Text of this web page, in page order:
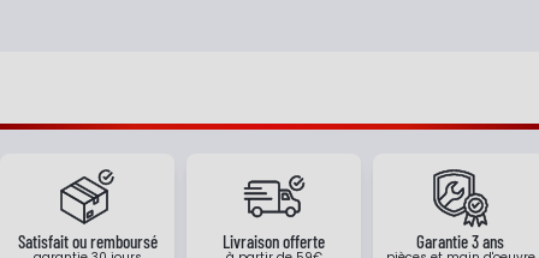
Satisfait ou remboursé Livraison offerte Garantie 3 ans